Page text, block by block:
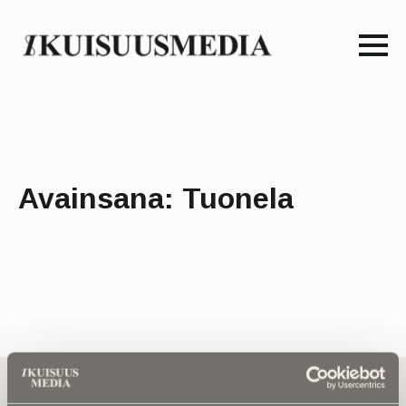
Avainsana: Tuonela
Tilaa uutiskirje - Pääset heti parhaiden
artikkelien pariin!